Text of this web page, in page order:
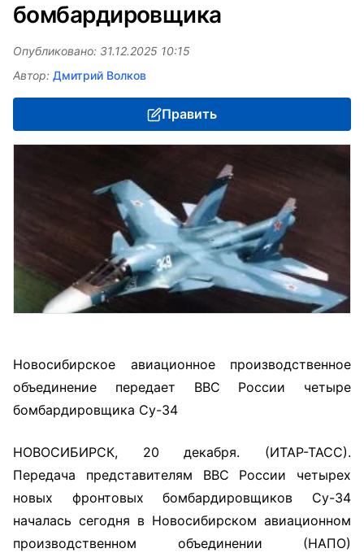
бомбардировщика
Опубликовано: 31.12.2025 10:15
Автор: Дмитрий Волков
Править
Новосибирское авиационное производственное
объединение передает ВВС России четыре
бомбардировщика Су-34
НОВОСИБИРСК, 20 декабря. (ИТАР-ТАСС).
Передача представителям ВВС России четырех
новых фронтовых бомбардировщиков Су-34
началась сегодня в Новосибирском авиационном
производственном объединении (НАПО)